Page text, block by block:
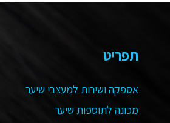
תפריט
אספקה ושירות למעצבי שיער
מכונה לתוספות שיער